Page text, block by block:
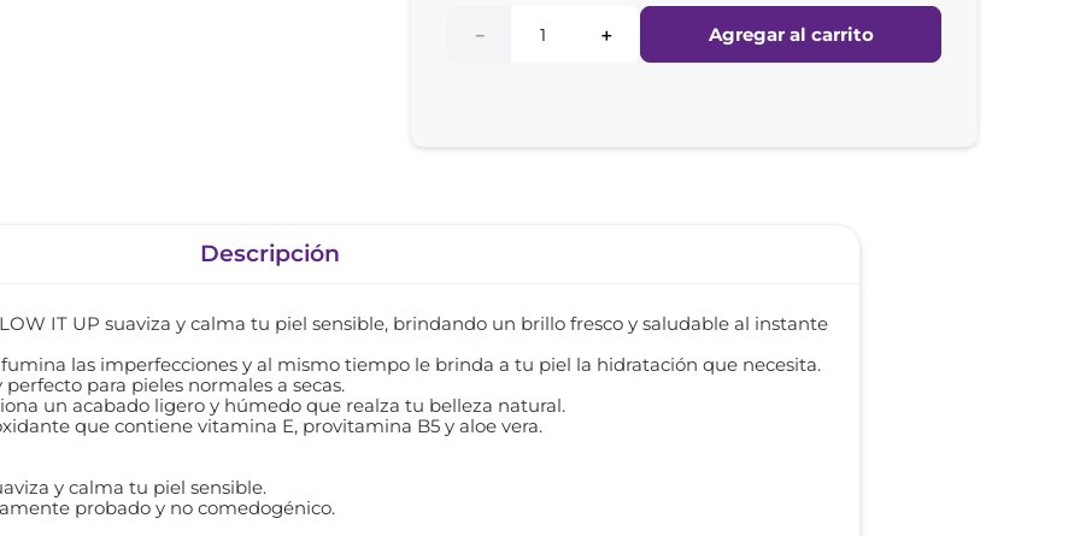
＋
－ Agregar al carrito
Descripción
IT UP suaviza y calma tu piel sensible, brindando un brillo fresco y saludable al instante
las imperfecciones y al mismo tiempo le brinda a tu piel la hidratación que necesita.
para pieles normales a secas.
un acabado ligero y húmedo que realza tu belleza natural.
que contiene vitamina E, provitamina B5 y aloe vera.
y calma tu piel sensible.
probado y no comedogénico.